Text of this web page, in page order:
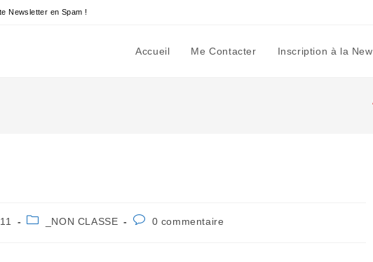
Newsletter en Spam !
Accueil Me Contacter Inscription à la
Post
_NON CLASSE
Commentaires
0 commentaire